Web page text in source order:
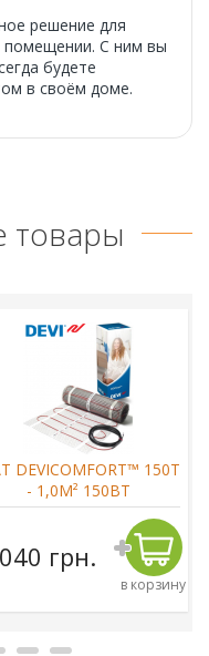
решение для
помещении. С ним вы
будете
в своём доме.
товары
DEVICOMFORT™ 150T
- 1,0М² 150ВТ
грн.
в корзину